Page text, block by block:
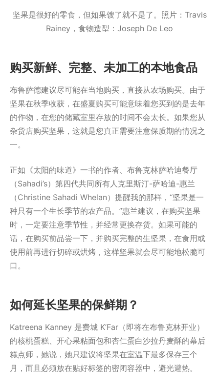
坚果是很好的零食，但如果馊了就不是了。照片：Travis
Rainey，食物造型：Joseph De Leo
购买新鲜、完整、未加工的本地食品
布鲁萨德建议尽可能在当地购买，直接从农场购买。由于
坚果在秋季收获，在盛夏购买可能意味着您买到的是去年
的作物，在您的储藏室里存放的时间不会太长。如果您从
杂货店购买坚果，这就是您真正需要注意保质期的情况之
一。
正如《太阳的味道》一书的作者、布鲁克林萨哈迪餐厅
（Sahadi’s）第四代共同所有人克里斯汀-萨哈迪-惠兰
（Christine Sahadi Whelan）提醒我的那样，“坚果是一
种只有一个生长季节的农产品。”惠兰建议，在购买坚果
时，一定要注意季节性，并经常更换存货。如果可能的
话，在购买前品尝一下，并购买完整的生坚果，在食用或
使用前再进行切碎或烘烤，这样坚果就会尽可能地松脆可
口。
如何延长坚果的保鲜期？
Katreena Kanney 是费城 K’Far（即将在布鲁克林开业）
的核桃蛋糕、开心果粘面包和杏仁蛋白沙拉丹麦酥的幕后
糕点师，她说，她只建议将坚果在室温下最多保存三个
月，而且必须放在贴好标签的密闭容器中，避光避热。